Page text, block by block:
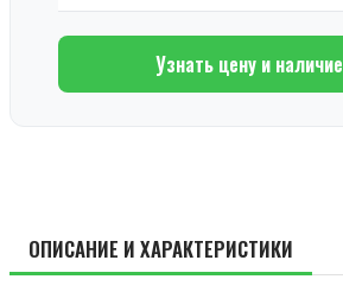
Узнать цену и наличие
ОПИСАНИЕ И ХАРАКТЕРИСТИКИ